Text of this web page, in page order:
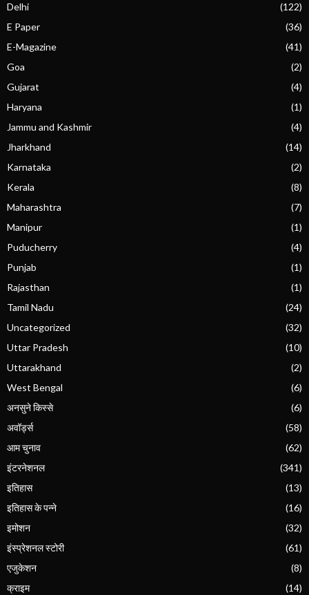
Delhi
(122)
E Paper
(36)
E-Magazine
(41)
Goa
(2)
Gujarat
(4)
Haryana
(1)
Jammu and Kashmir
(4)
Jharkhand
(14)
Karnataka
(2)
Kerala
(8)
Maharashtra
(7)
Manipur
(1)
Puducherry
(4)
Punjab
(1)
Rajasthan
(1)
Tamil Nadu
(24)
Uncategorized
(32)
Uttar Pradesh
(10)
Uttarakhand
(2)
West Bengal
(6)
अनसुने किस्से
(6)
अवॉर्ड्स
(58)
आम चुनाव
(62)
इंटरनेशनल
(341)
इतिहास
(13)
इतिहास के पन्ने
(16)
इमोशन
(32)
इंस्प्रेशनल स्टोरी
(61)
एजुकेशन
(8)
क्राइम
(14)